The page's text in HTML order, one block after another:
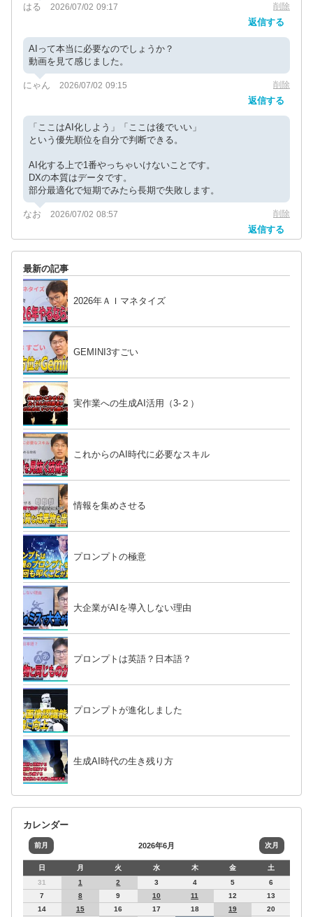
はる 2026/07/02 09:17 削除
返信する
AIって本当に必要なのでしょうか？
動画を見て感じました。
にゃん 2026/07/02 09:15 削除
返信する
「ここはAI化しよう」「ここは後でいい」
という優先順位を自分で判断できる。
AI化する上で1番やっちゃいけないことです。
DXの本質はデータです。
部分最適化で短期でみたら長期で失敗します。
なお 2026/07/02 08:57 削除
返信する
最新の記事
2026年ＡＩマネタイズ
GEMINI3すごい
実作業への生成AI活用（3-２）
これからのAI時代に必要なスキル
情報を集めさせる
プロンプトの極意
大企業がAIを導入しない理由
プロンプトは英語？日本語？
プロンプトが進化しました
生成AI時代の生き残り方
カレンダー
前月 2026年6月 次月
日 月 火 水 木 金
土
31
1 2 3 4 5
6
7
8 9 10 11 12
13
14
15 16 17 18 19
20